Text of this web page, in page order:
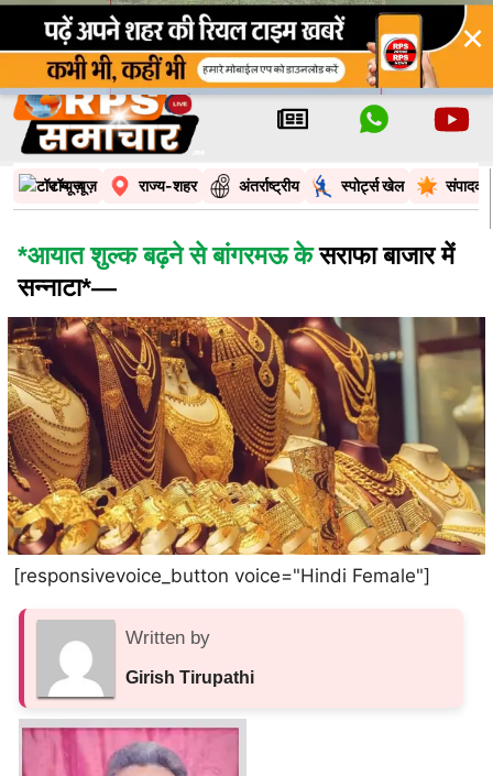
×
टॉप न्यूज़ राज्य-शहर अंतर्राष्ट्रीय स्पोर्ट्स खेल
*आयात शुल्क बढ़ने से बांगरमऊ केसराफा बाजार में
सन्नाटा*—
[responsivevoice_button voice="Hindi Female"]
Written by
Girish Tirupathi